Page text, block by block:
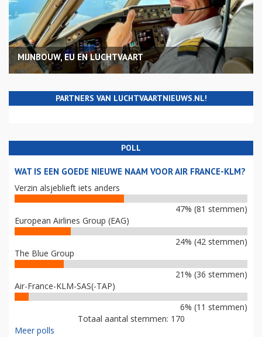
MIJNBOUW, EU EN LUCHTVAART
PARTNERS VAN LUCHTVAARTNIEUWS.NL!
POLL
WAT IS EEN GOEDE NIEUWE NAAM VOOR AIR FRANCE-KLM?
Verzin alsjeblieft iets anders
47% (81 stemmen)
European Airlines Group (EAG)
24% (42 stemmen)
The Blue Group
21% (36 stemmen)
Air-France-KLM-SAS(-TAP)
6% (11 stemmen)
Totaal aantal stemmen: 170
Meer polls